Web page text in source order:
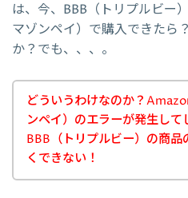
は、今、BBB（トリプルビー
マゾンペイ）で購入できたら
か？でも、、、。
どういうわけなのか？
ンペイ）のエラーが発生して
BBB（トリプルビー）の商品
くできない！